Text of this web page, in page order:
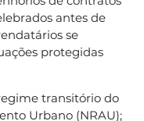
antes de
se
protegidas
transitório do
Urbano (NRAU);